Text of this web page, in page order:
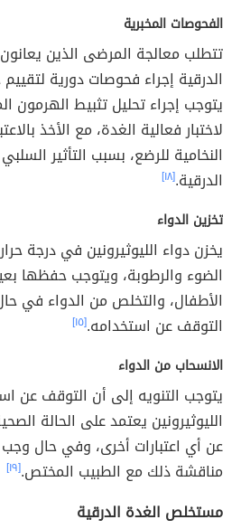
الفحوصات المخبرية
تتطلب معالجة المرضى الذين
الدرقية إجراء فحوصات دورية
يتوجب إجراء تحليل تثبيط الهرمون
لاختبار فعالية الغدة، مع الأخذ
النخامية للرضع، بسبب التأثير
الدرقية.[١٨]
تخزين الدواء
يخزن دواء الليوثيرونين في درجة
الضوء والرطوبة، ويتوجب حفظها
الأطفال، والتخلص من الدواء في
التوقف عن استخدامه.[١٥]
الانسحاب من الدواء
يتوجب التنويه إلى أن التوقف عن
الليوثيرونين يعتمد على الحالة
عن أي اعتبارات أخرى، وفي حال وجب
مناقشة ذلك مع الطبيب المختص.[١٩]
مستخلص الغدة الدرقية